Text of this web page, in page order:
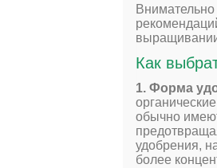
Как
1. Форма
обычно
удобрения,
более